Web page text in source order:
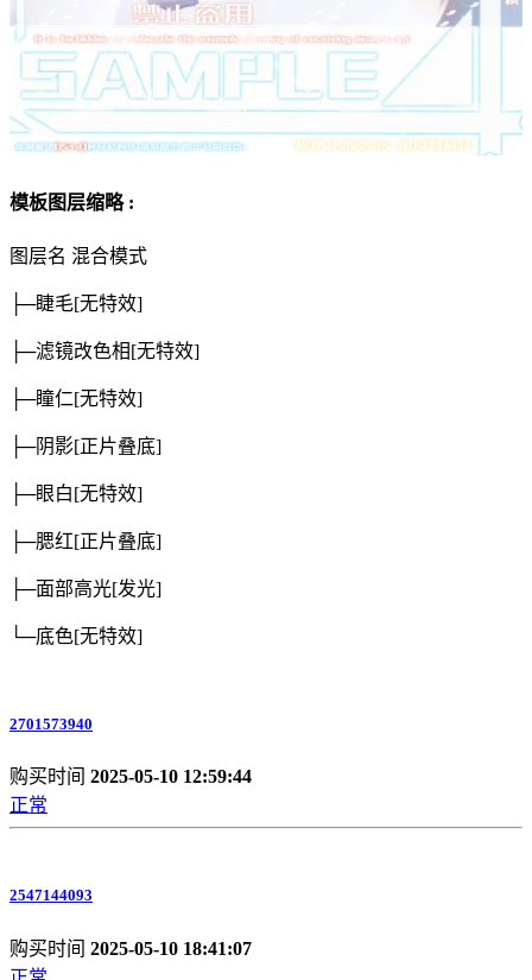
模板图层缩略 :
图层名 混合模式
├─睫毛[无特效]
├─滤镜改色相[无特效]
├─瞳仁[无特效]
├─阴影[正片叠底]
├─眼白[无特效]
├─腮红[正片叠底]
├─面部高光[发光]
└─底色[无特效]
2701573940
购买时间 2025-05-10 12:59:44
正常
2547144093
购买时间 2025-05-10 18:41:07